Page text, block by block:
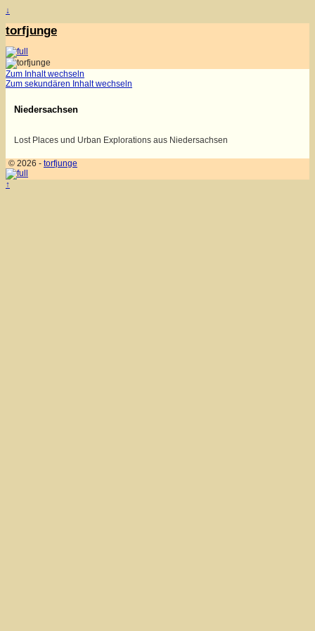
↓
torfjunge
Zum Inhalt wechseln
Zum sekundären Inhalt wechseln
Niedersachsen
Lost Places und Urban Explorations aus Niedersachsen
© 2026 - torfjunge
↑